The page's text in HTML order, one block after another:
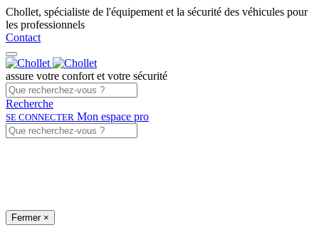
Chollet, spécialiste de l'équipement et la sécurité des véhicules pour
les professionnels
Contact
assure votre confort et votre sécurité
Recherche
SE CONNECTER Mon espace pro
Fermer ×